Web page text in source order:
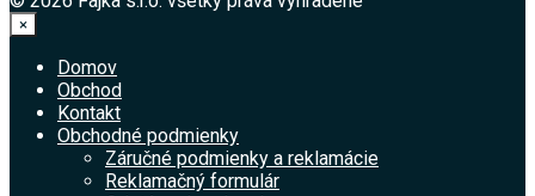
×
Domov
Obchod
Kontakt
Obchodné podmienky
Záručné podmienky a reklamácie
Reklamačný formulár